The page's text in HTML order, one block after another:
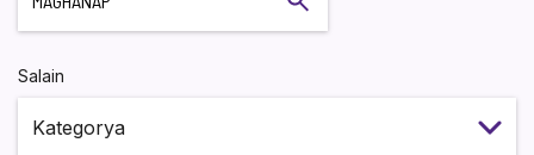
Maghanap
Salain